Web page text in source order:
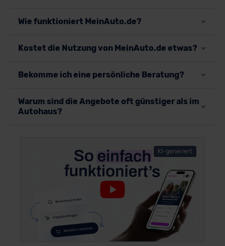
Wie funktioniert MeinAuto.de?
Kostet die Nutzung von MeinAuto.de etwas?
Bekomme ich eine persönliche Beratung?
Warum sind die Angebote oft günstiger als im
Autohaus?
KI-generiert